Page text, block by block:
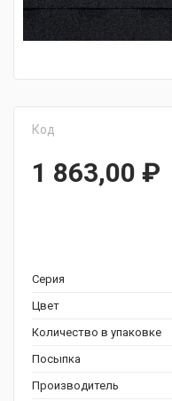
Код
1 863,00 ₽
Серия
Цвет
Количество в упаковке
Посыпка
Производитель